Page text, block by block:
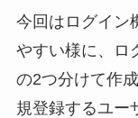
今回はログイン
やすい様に、ロ
の2つ分けて作
規登録するユー